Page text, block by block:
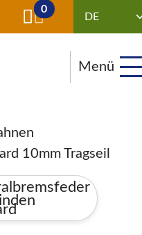
0
Menü
10mm Tragseil